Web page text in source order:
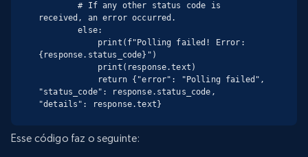
        # If any other status code is
received, an error occurred.
        else:
{response.status_code}")
"status_code": response.status_code,
"details": response.text}
Esse código faz o seguinte: